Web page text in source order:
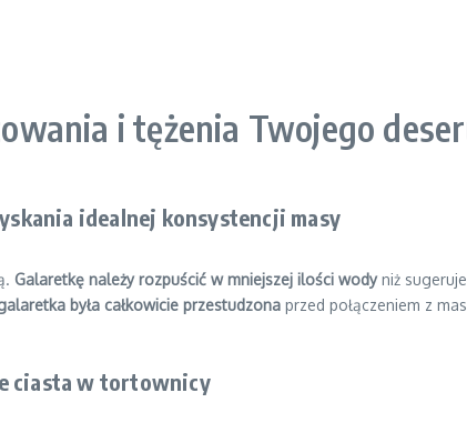
i tężenia Twojego
idealnej konsystencji masy
Galaretkę należy rozpuścić w mniejszej ilości wodyniż
była całkowicie przestudzona przed połączeniem z
ciasta w tortownicy